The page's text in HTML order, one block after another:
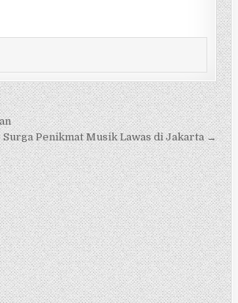
Surga Penikmat Musik Lawas di Jakarta →